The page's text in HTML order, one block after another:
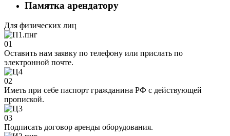
Памятка арендатору
Для физических лиц
01
Оставить нам заявку по телефону или прислать по
электронной почте.
02
Иметь при себе паспорт гражданина РФ с действующей
пропиской.
03
Подписать договор аренды оборудования.